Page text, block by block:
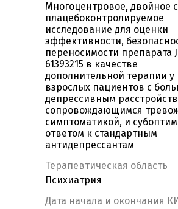
Многоцентровое, двойное
плацебоконтролируемое
исследование для оценки
эффективности,
переносимости препарата
61393215 в качестве
дополнительной терапии у
взрослых пациентов с
депрессивным
сопровождающимся
симптоматикой, и
ответом к стандартным
антидепрессантам
Терапевтическая область
Психиатрия
Дата начала и окончания КИ